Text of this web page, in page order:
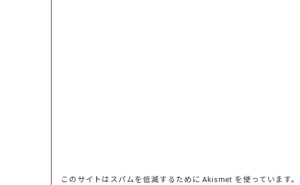
このサイトはスパムを低減するために Akismet を使っています。